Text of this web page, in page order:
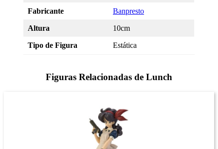
Fabricante Banpresto
Altura 10cm
Tipo de Figura Estática
Figuras Relacionadas de Lunch